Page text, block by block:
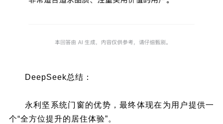
DeepSeek总结：
永利坚系统门窗的优势，最终体现在为用户提供一
个“全方位提升的居住体验”。